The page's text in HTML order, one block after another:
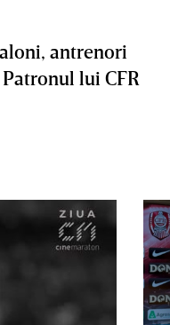
antrenori
lui CFR